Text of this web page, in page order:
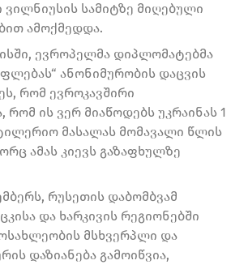
ვილნიუსის სამიტზე მიღებული
ამოქმედდა.
ევროპელმა დიპლომატებმა
ანონიმურობის დაცვის
რომ ევროკავშირი
ის ვერ მიაწოდებს უკრაინას 1
მასალას მომავალი წლის
ამას კიევს გაზაფხულზე
რუსეთის დაბომბვამ
და ხარკივის რეგიონებში
მსხვერპლი და
დაზიანება გამოიწვია,